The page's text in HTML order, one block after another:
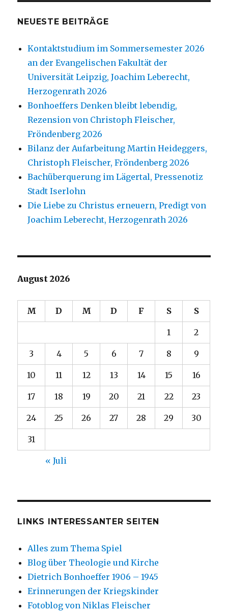
NEUESTE BEITRÄGE
Kontaktstudium im Sommersemester 2026
an der Evangelischen Fakultät der
Universität Leipzig, Joachim Leberecht,
Herzogenrath 2026
Bonhoeffers Denken bleibt lebendig,
Rezension von Christoph Fleischer,
Fröndenberg 2026
Bilanz der Aufarbeitung Martin Heideggers,
Christoph Fleischer, Fröndenberg 2026
Bachüberquerung im Lägertal, Pressenotiz
Stadt Iserlohn
Die Liebe zu Christus erneuern, Predigt von
Joachim Leberecht, Herzogenrath 2026
August 2026
M D M D F S S
1 2
3 4 5 6 7 8 9
10 11 12 13 14 15 16
17 18 19 20 21 22 23
24 25 26 27 28 29 30
31
« Juli
LINKS INTERESSANTER SEITEN
Alles zum Thema Spiel
Blog über Theologie und Kirche
Dietrich Bonhoeffer 1906 – 1945
Erinnerungen der Kriegskinder
Fotoblog von Niklas Fleischer